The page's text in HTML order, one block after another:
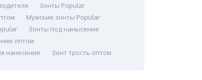
Зонты Popular
Мужские зонты Popular
Зонты под нанысение
оптом
нанесение
Зонт трость оптом